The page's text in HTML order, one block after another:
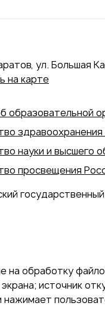
ул. Большая
на карте
образовательной
науки и высшего
просвещения
на обработку
источник
нажимает